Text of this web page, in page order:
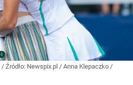
/ Źródło: Newspix.pl / Anna Klepaczko /